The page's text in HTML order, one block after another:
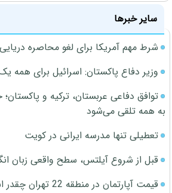
سایر خبرها
شرط مهم آمریکا برای لغو محاصره
وزیر دفاع پاکستان: اسرائیل برای
توافق دفاعی عربستان، ترکیه و
به همه تلقی می‌شود
تعطیلی تنها مدرسه ایرانی در کویت
قبل از شروع آیلتس، سطح واقعی زبان
قیمت آپارتمان در منطقه 22 تهران چقدر است؟